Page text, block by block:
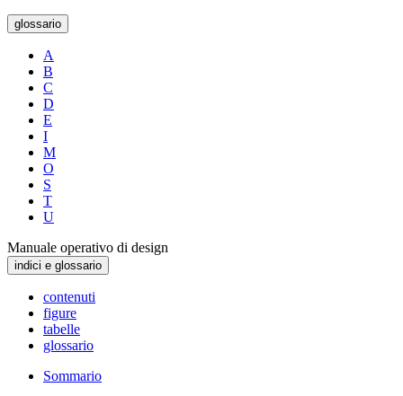
glossario
A
B
C
D
E
I
M
O
S
T
U
Manuale operativo di design
indici e glossario
contenuti
figure
tabelle
glossario
Sommario